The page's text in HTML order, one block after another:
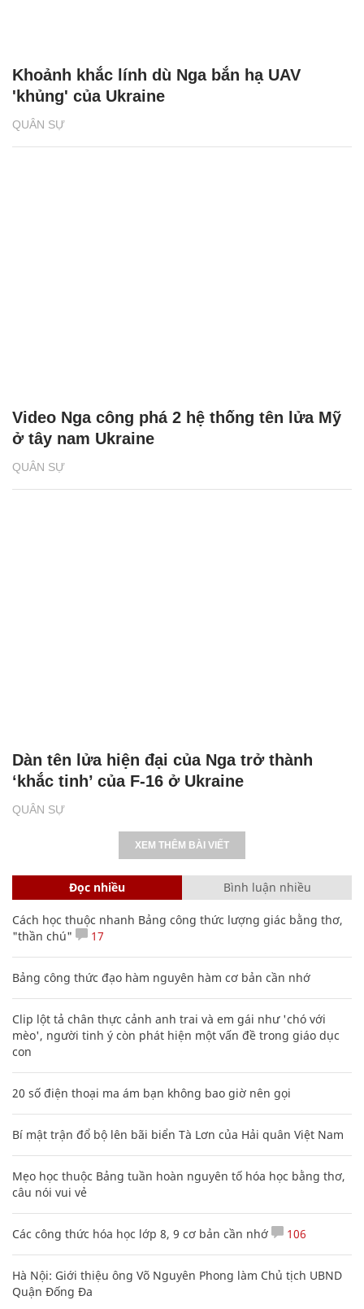
QUÂN SỰ
Khoảnh khắc lính dù Nga bắn hạ UAV
'khủng' của Ukraine
QUÂN SỰ
Video Nga công phá 2 hệ thống tên lửa Mỹ
ở tây nam Ukraine
QUÂN SỰ
Dàn tên lửa hiện đại của Nga trở thành
‘khắc tinh’ của F-16 ở Ukraine
XEM THÊM BÀI VIẾT
Đọc nhiều Bình luận nhiều
Cách học thuộc nhanh Bảng công thức lượng giác bằng thơ,
"thần chú"
17
Bảng công thức đạo hàm nguyên hàm cơ bản cần nhớ
Clip lột tả chân thực cảnh anh trai và em gái như 'chó với
mèo', người tinh ý còn phát hiện một vấn đề trong giáo dục
con
20 số điện thoại ma ám bạn không bao giờ nên gọi
Bí mật trận đổ bộ lên bãi biển Tà Lơn của Hải quân Việt Nam
Mẹo học thuộc Bảng tuần hoàn nguyên tố hóa học bằng thơ,
câu nói vui vẻ
Các công thức hóa học lớp 8, 9 cơ bản cần nhớ 106
Hà Nội: Giới thiệu ông Võ Nguyên Phong làm Chủ tịch UBND
Quận Đống Đa